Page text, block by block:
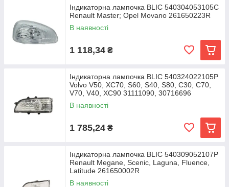
Індикаторна лампочка BLIC 540304053105C
Renault Master; Opel Movano 261650223R
В наявності
1 118,34 ₴
Індикаторна лампочка BLIC 540324022105P
Volvo V50, XC70, S60, S40, S80, C30, C70,
V70, V40, XC90 31111090, 30716696
В наявності
1 785,24 ₴
Індикаторна лампочка BLIC 540309052107P
Renault Megane, Scenic, Laguna, Fluence,
Latitude 261650002R
В наявності